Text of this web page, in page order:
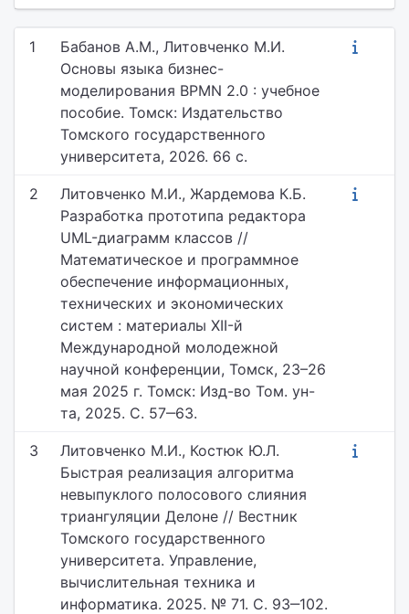
1
Бабанов А.М., Литовченко М.И.
Основы языка бизнес-
моделирования BPMN 2.0 : учебное
пособие. Томск: Издательство
Томского государственного
университета, 2026. 66 с.
2
Литовченко М.И., Жардемова К.Б.
Разработка прототипа редактора
UML-диаграмм классов //
Математическое и программное
обеспечение информационных,
технических и экономических
систем : материалы XII-й
Международной молодежной
научной конференции, Томск, 23–26
мая 2025 г. Томск: Изд-во Том. ун-
та, 2025. С. 57‒63.
3
Литовченко М.И., Костюк Ю.Л.
Быстрая реализация алгоритма
невыпуклого полосового слияния
триангуляции Делоне // Вестник
Томского государственного
университета. Управление,
вычислительная техника и
информатика. 2025. № 71. С. 93‒102.